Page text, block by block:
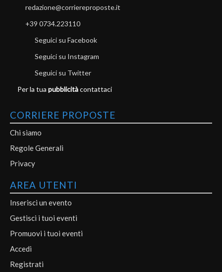
redazione@corriereproposte.it
+39 0734.223110
Seguici su Facebook
Seguici su Instagram
Seguici su Twitter
Per la tua pubblicitàcontattaci
CORRIERE PROPOSTE
Chi siamo
Regole Generali
Privacy
AREA UTENTI
Inserisci un evento
Gestisci i tuoi eventi
Promuovi i tuoi eventi
Accedi
Registrati